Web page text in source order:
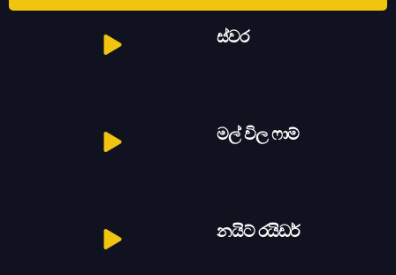
ස්වර
මල් විල ෆාම්
නයිට් රයිඩර්